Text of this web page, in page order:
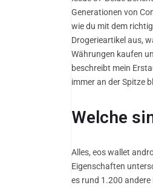
Generationen von
wie du mit dem
Drogerieartikel aus,
Währungen kaufen
beschreibt mein
immer an der Spitze
Welche
Alles, eos wallet
Eigenschaften
es rund 1.200